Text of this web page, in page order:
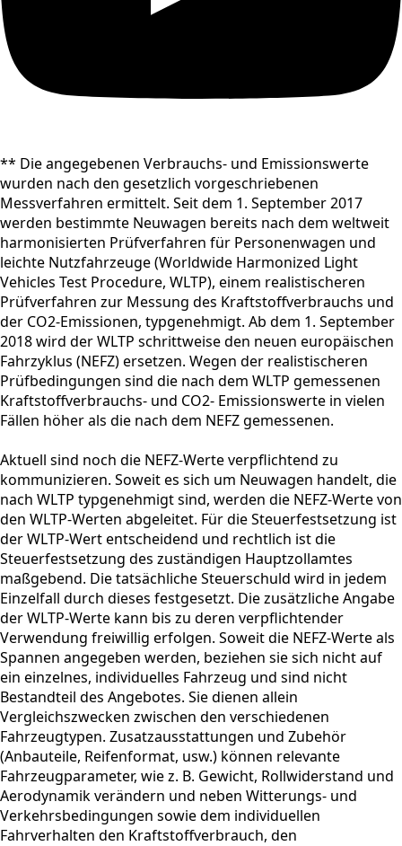
** Die angegebenen Verbrauchs- und Emissionswerte
wurden nach den gesetzlich vorgeschriebenen
Messverfahren ermittelt. Seit dem 1. September 2017
werden bestimmte Neuwagen bereits nach dem weltweit
harmonisierten Prüfverfahren für Personenwagen und
leichte Nutzfahrzeuge (Worldwide Harmonized Light
Vehicles Test Procedure, WLTP), einem realistischeren
Prüfverfahren zur Messung des Kraftstoffverbrauchs und
der CO2-Emissionen, typgenehmigt. Ab dem 1. September
2018 wird der WLTP schrittweise den neuen europäischen
Fahrzyklus (NEFZ) ersetzen. Wegen der realistischeren
Prüfbedingungen sind die nach dem WLTP gemessenen
Kraftstoffverbrauchs- und CO2- Emissionswerte in vielen
Fällen höher als die nach dem NEFZ gemessenen.
Aktuell sind noch die NEFZ-Werte verpflichtend zu
kommunizieren. Soweit es sich um Neuwagen handelt, die
nach WLTP typgenehmigt sind, werden die NEFZ-Werte von
den WLTP-Werten abgeleitet. Für die Steuerfestsetzung ist
der WLTP-Wert entscheidend und rechtlich ist die
Steuerfestsetzung des zuständigen Hauptzollamtes
maßgebend. Die tatsächliche Steuerschuld wird in jedem
Einzelfall durch dieses festgesetzt. Die zusätzliche Angabe
der WLTP-Werte kann bis zu deren verpflichtender
Verwendung freiwillig erfolgen. Soweit die NEFZ-Werte als
Spannen angegeben werden, beziehen sie sich nicht auf
ein einzelnes, individuelles Fahrzeug und sind nicht
Bestandteil des Angebotes. Sie dienen allein
Vergleichszwecken zwischen den verschiedenen
Fahrzeugtypen. Zusatzausstattungen und Zubehör
(Anbauteile, Reifenformat, usw.) können relevante
Fahrzeugparameter, wie z. B. Gewicht, Rollwiderstand und
Aerodynamik verändern und neben Witterungs- und
Verkehrsbedingungen sowie dem individuellen
Fahrverhalten den Kraftstoffverbrauch, den